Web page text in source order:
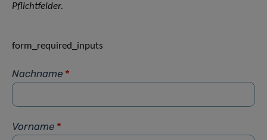
Pflichtfelder.
form_required_inputs
Nachname *
Vorname *